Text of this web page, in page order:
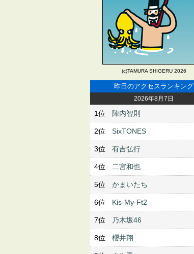
(c)TAMURA SHIGERU 2026
昨日のアクセスランキング
2026年8月7日
1位 陣内智則
2位 SixTONES
3位 有吉弘行
4位 二宮和也
5位 かまいたち
6位 Kis-My-Ft2
7位 乃木坂46
8位 櫻井翔